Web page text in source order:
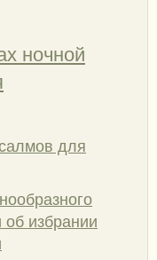
ночной
для
избрании